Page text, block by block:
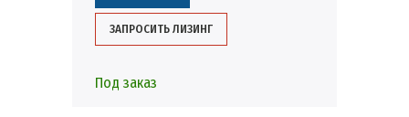
ЗАПРОСИТЬ ЛИЗИНГ
Под заказ